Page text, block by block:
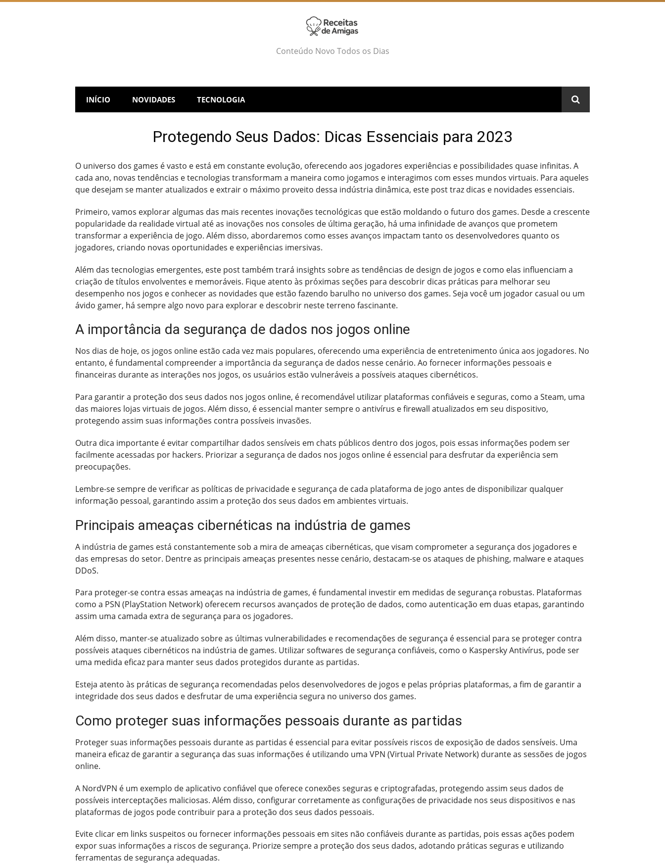
Skip
Conteúdo Novo Todos os Dias
INÍCIO NOVIDADES TECNOLOGIA
Protegendo Seus Dados: Dicas Essenciais para 2023
O universo dos games é vasto e está em constante evolução, oferecendo aos jogadores experiências e possibilidades quase infinitas. A
cada ano, novas tendências e tecnologias transformam a maneira como jogamos e interagimos com esses mundos virtuais. Para aqueles
que desejam se manter atualizados e extrair o máximo proveito dessa indústria dinâmica, este post traz dicas e novidades essenciais.
Primeiro, vamos explorar algumas das mais recentes inovações tecnológicas que estão moldando o futuro dos games. Desde a crescente
popularidade da realidade virtual até as inovações nos consoles de última geração, há uma infinidade de avanços que prometem
transformar a experiência de jogo. Além disso, abordaremos como esses avanços impactam tanto os desenvolvedores quanto os
jogadores, criando novas oportunidades e experiências imersivas.
Além das tecnologias emergentes, este post também trará insights sobre as tendências de design de jogos e como elas influenciam a
criação de títulos envolventes e memoráveis. Fique atento às próximas seções para descobrir dicas práticas para melhorar seu
desempenho nos jogos e conhecer as novidades que estão fazendo barulho no universo dos games. Seja você um jogador casual ou um
ávido gamer, há sempre algo novo para explorar e descobrir neste terreno fascinante.
A importância da segurança de dados nos jogos online
Nos dias de hoje, os jogos online estão cada vez mais populares, oferecendo uma experiência de entretenimento única aos jogadores. No
entanto, é fundamental compreender a importância da segurança de dados nesse cenário. Ao fornecer informações pessoais e
financeiras durante as interações nos jogos, os usuários estão vulneráveis a possíveis ataques cibernéticos.
Para garantir a proteção dos seus dados nos jogos online, é recomendável utilizar plataformas confiáveis e seguras, como a Steam, uma
das maiores lojas virtuais de jogos. Além disso, é essencial manter sempre o antivírus e firewall atualizados em seu dispositivo,
protegendo assim suas informações contra possíveis invasões.
Outra dica importante é evitar compartilhar dados sensíveis em chats públicos dentro dos jogos, pois essas informações podem ser
facilmente acessadas por hackers. Priorizar a segurança de dados nos jogos online é essencial para desfrutar da experiência sem
preocupações.
Lembre-se sempre de verificar as políticas de privacidade e segurança de cada plataforma de jogo antes de disponibilizar qualquer
informação pessoal, garantindo assim a proteção dos seus dados em ambientes virtuais.
Principais ameaças cibernéticas na indústria de games
A indústria de games está constantemente sob a mira de ameaças cibernéticas, que visam comprometer a segurança dos jogadores e
das empresas do setor. Dentre as principais ameaças presentes nesse cenário, destacam-se os ataques de phishing, malware e ataques
DDoS.
Para proteger-se contra essas ameaças na indústria de games, é fundamental investir em medidas de segurança robustas. Plataformas
como a PSN (PlayStation Network) oferecem recursos avançados de proteção de dados, como autenticação em duas etapas, garantindo
assim uma camada extra de segurança para os jogadores.
Além disso, manter-se atualizado sobre as últimas vulnerabilidades e recomendações de segurança é essencial para se proteger contra
possíveis ataques cibernéticos na indústria de games. Utilizar softwares de segurança confiáveis, como o Kaspersky Antivírus, pode ser
uma medida eficaz para manter seus dados protegidos durante as partidas.
Esteja atento às práticas de segurança recomendadas pelos desenvolvedores de jogos e pelas próprias plataformas, a fim de garantir a
integridade dos seus dados e desfrutar de uma experiência segura no universo dos games.
Como proteger suas informações pessoais durante as partidas
Proteger suas informações pessoais durante as partidas é essencial para evitar possíveis riscos de exposição de dados sensíveis. Uma
maneira eficaz de garantir a segurança das suas informações é utilizando uma VPN (Virtual Private Network) durante as sessões de jogos
online.
A NordVPN é um exemplo de aplicativo confiável que oferece conexões seguras e criptografadas, protegendo assim seus dados de
possíveis interceptações maliciosas. Além disso, configurar corretamente as configurações de privacidade nos seus dispositivos e nas
plataformas de jogos pode contribuir para a proteção dos seus dados pessoais.
Evite clicar em links suspeitos ou fornecer informações pessoais em sites não confiáveis durante as partidas, pois essas ações podem
expor suas informações a riscos de segurança. Priorize sempre a proteção dos seus dados, adotando práticas seguras e utilizando
ferramentas de segurança adequadas.